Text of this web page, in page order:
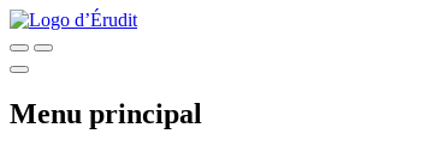
Menu principal